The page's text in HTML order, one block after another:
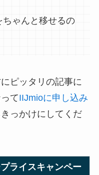
ゃんと移せるの
ピッタリの記事に
てIIJmioに申し込み
っかけにしてくだ
ライスキャンペー